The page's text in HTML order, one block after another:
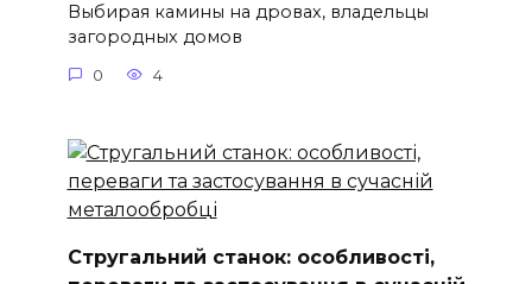
Выбирая камины на дровах, владельцы
загородных домов
0 4
Стругальний станок: особливості,